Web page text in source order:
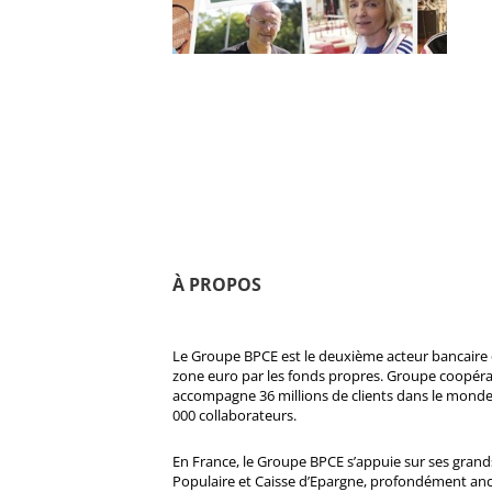
À PROPOS
Le Groupe BPCE est le deuxième acteur
zone euro par les fonds propres. Groupe
accompagne 36 millions de clients dans le
000 collaborateurs.
En France, le Groupe BPCE s’appuie sur ses
Populaire et Caisse d’Epargne, profondément